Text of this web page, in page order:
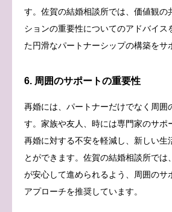
す。佐賀の結婚相談所では、価値観の
ションの重要性についてのアドバイス
た円滑なパートナーシップの構築をサ
6. 周囲のサポートの重要性
再婚には、パートナーだけでなく周囲
す。家族や友人、時には専門家のサポ
再婚に対する不安を軽減し、新しい生
とができます。佐賀の結婚相談所では
が安心して進められるよう、周囲のサ
アプローチを推奨しています。